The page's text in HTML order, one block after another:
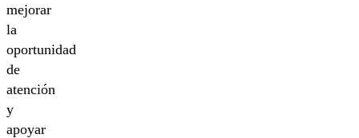
mejorar
la
oportunidad
de
atención
y
apoyar